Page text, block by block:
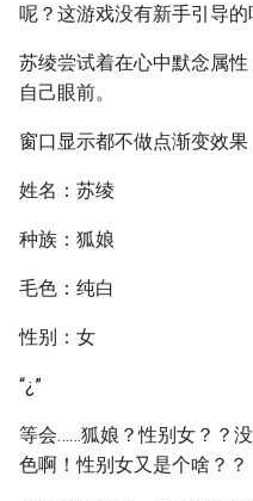
呢？这游戏没有新手引导的
苏绫尝试着在心中默念属
自己眼前。
窗口显示都不做点渐变效果
姓名：苏绫
种族：狐娘
毛色：纯白
性别：女
“¿”
等会……狐娘？性别女？？
色啊！性别女又是个啥？？